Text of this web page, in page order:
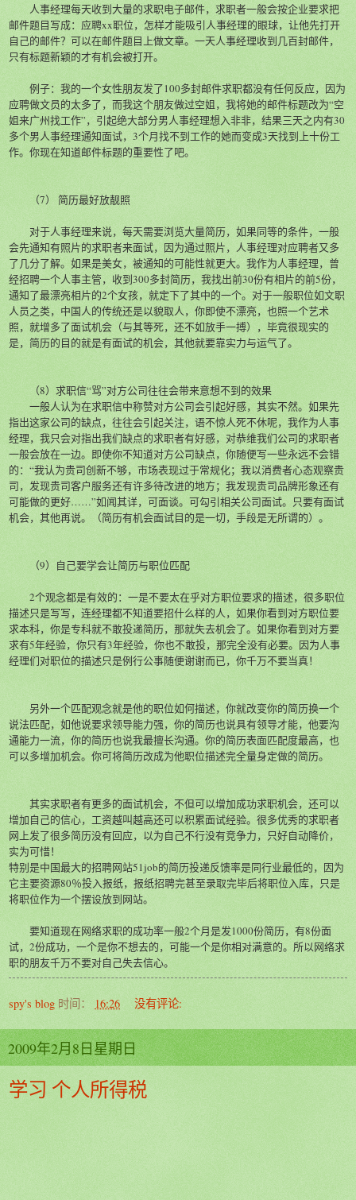
人事经理每天收到大量的求职电子邮件，求职者一般会按企业要求把
邮件题目写成：应聘xx职位，怎样才能吸引人事经理的眼球，让他先打开
自己的邮件？可以在邮件题目上做文章。一天人事经理收到几百封邮件，
只有标题新颖的才有机会被打开。
例子：我的一个女性朋友发了100多封邮件求职都没有任何反应，因为
应聘做文员的太多了，而我这个朋友做过空姐，我将她的邮件标题改为“空
姐来广州找工作”，引起绝大部分男人事经理想入非非，结果三天之内有30
多个男人事经理通知面试，3个月找不到工作的她而变成3天找到上十份工
作。你现在知道邮件标题的重要性了吧。
（7） 简历最好放靓照
对于人事经理来说，每天需要浏览大量简历，如果同等的条件，一般
会先通知有照片的求职者来面试，因为通过照片，人事经理对应聘者又多
了几分了解。如果是美女，被通知的可能性就更大。我作为人事经理，曾
经招聘一个人事主管，收到300多封简历，我找出前30份有相片的前5份，
通知了最漂亮相片的2个女孩，就定下了其中的一个。对于一般职位如文职
人员之类，中国人的传统还是以貌取人，你即使不漂亮，也照一个艺术
照，就增多了面试机会（与其等死，还不如放手一搏），毕竟很现实的
是，简历的目的就是有面试的机会，其他就要靠实力与运气了。
（8）求职信“骂”对方公司往往会带来意想不到的效果
一般人认为在求职信中称赞对方公司会引起好感，其实不然。如果先
指出这家公司的缺点，往往会引起关注，语不惊人死不休呢，我作为人事
经理，我只会对指出我们缺点的求职者有好感，对恭维我们公司的求职者
一般会放在一边。即使你不知道对方公司缺点，你随便写一些永远不会错
的：“我认为贵司创新不够，市场表现过于常规化；我以消费者心态观察贵
司，发现贵司客户服务还有许多待改进的地方；我发现贵司品牌形象还有
可能做的更好……”如闻其详，可面谈。可勾引相关公司面试。只要有面试
机会，其他再说。（简历有机会面试目的是一切，手段是无所谓的）。
（9）自己要学会让简历与职位匹配
2个观念都是有效的：一是不要太在乎对方职位要求的描述，很多职位
描述只是写写，连经理都不知道要招什么样的人，如果你看到对方职位要
求本科，你是专科就不敢投递简历，那就失去机会了。如果你看到对方要
求有5年经验，你只有3年经验，你也不敢投，那完全没有必要。因为人事
经理们对职位的描述只是例行公事随便谢谢而已，你千万不要当真！
另外一个匹配观念就是他的职位如何描述，你就改变你的简历换一个
说法匹配，如他说要求领导能力强，你的简历也说具有领导才能，他要沟
通能力一流，你的简历也说我最擅长沟通。你的简历表面匹配度最高，也
可以多增加机会。你可将简历改成为他职位描述完全量身定做的简历。
其实求职者有更多的面试机会，不但可以增加成功求职机会，还可以
增加自己的信心，工资越叫越高还可以积累面试经验。很多优秀的求职者
网上发了很多简历没有回应，以为自己不行没有竞争力，只好自动降价，
实为可惜！
特别是中国最大的招聘网站51job的简历投递反馈率是同行业最低的，因为
它主要资源80％投入报纸，报纸招聘完甚至录取完毕后将职位入库，只是
将职位作为一个摆设放到网站。
要知道现在网络求职的成功率一般2个月是发1000份简历，有8份面
试，2份成功，一个是你不想去的，可能一个是你相对满意的。所以网络求
职的朋友千万不要对自己失去信心。
spy's blog 时间： 16:26 没有评论:
2009年2月8日星期日
学习 个人所得税